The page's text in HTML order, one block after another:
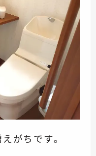
がちです。